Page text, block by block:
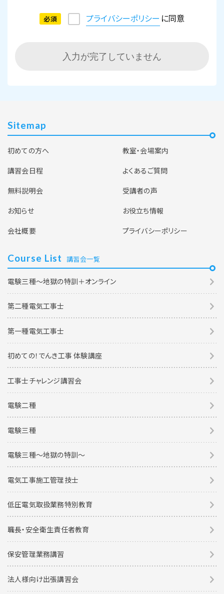
必須 プライバシーポリシー に同意
入力が完了していません
Sitemap
初めての方へ
教室・会場案内
講習会日程
よくあるご質問
無料説明会
受講者の声
お知らせ
お役立ち情報
会社概要
プライバシーポリシー
Course List 講習会一覧
電験三種～地獄の特訓＋オンライン
第二種電気工事士
第一種電気工事士
初めての！でんき工事 体験講座
工事士チャレンジ講習会
電験二種
電験三種
電験三種〜地獄の特訓〜
電気工事施工管理技士
低圧電気取扱業務特別教育
職長・安全衛生責任者教育
保安管理業務講習
法人様向け出張講習会